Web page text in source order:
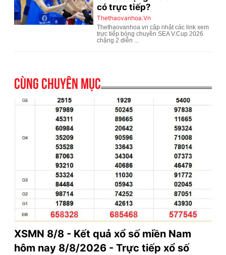
Cùng chuyên mục
XSMN 8/8 - Kết quả xổ số miền Nam
hôm nay 8/8/2026 - Trực tiếp xổ số